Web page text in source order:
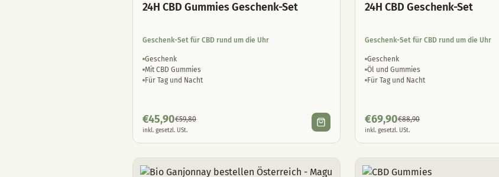
24H CBD Gummies Geschenk-Set
Geschenk-Set für CBD rund um die Uhr
Geschenk
Mit CBD Gummies
Für Tag und Nacht
€45,90€59,80
inkl. gesetzl. USt.
24H CBD Geschenk-Set
Geschenk-Set für CBD rund um die Uhr
Geschenk
Öl und Gummies
Für Tag und Nacht
€69,90€88,90
inkl. gesetzl. USt.